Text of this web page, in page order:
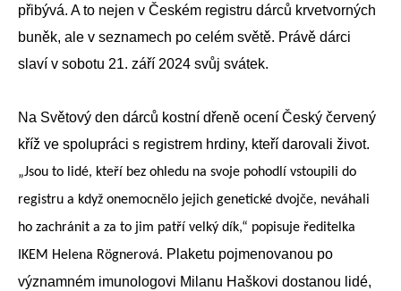
přibývá. A to nejen v Českém registru dárců krvetvorných
buněk, ale v seznamech po celém světě. Právě dárci
slaví v sobotu 21. září 2024 svůj svátek.
Na Světový den dárců kostní dřeně ocení Český červený
kříž ve spolupráci s registrem hrdiny, kteří darovali život.
„Jsou to lidé, kteří bez ohledu na svoje pohodlí vstoupili do
registru a když onemocnělo jejich genetické dvojče, neváhali
ho zachránit a za to jim patří velký dík,“ popisuje ředitelka
IKEM Helena Rögnerová. Plaketu pojmenovanou po
významném imunologovi Milanu Haškovi dostanou lidé,